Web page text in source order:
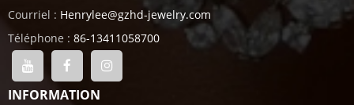
Courriel : Henrylee@gzhd-jewelry.com
Téléphone : 86-13411058700
INFORMATION